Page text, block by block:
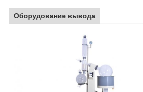
Оборудование вывода